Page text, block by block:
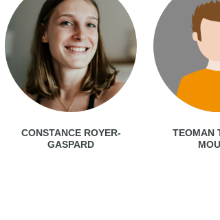
CONSTANCE ROYER-
GASPARD
TEOMAN